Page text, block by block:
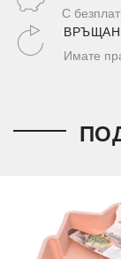
С
Имате